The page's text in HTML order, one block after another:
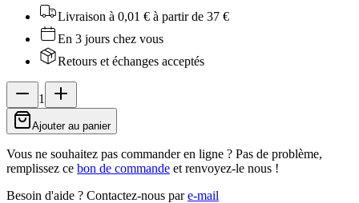
Livraison à 0,01 € à partir de 37 €
En 3 jours chez vous
Retours et échanges acceptés
1
Ajouter au panier
Vous ne souhaitez pas commander en ligne ? Pas de problème,
remplissez ce bon de commande et renvoyez-le nous !
Besoin d'aide ? Contactez-nous pare-mail